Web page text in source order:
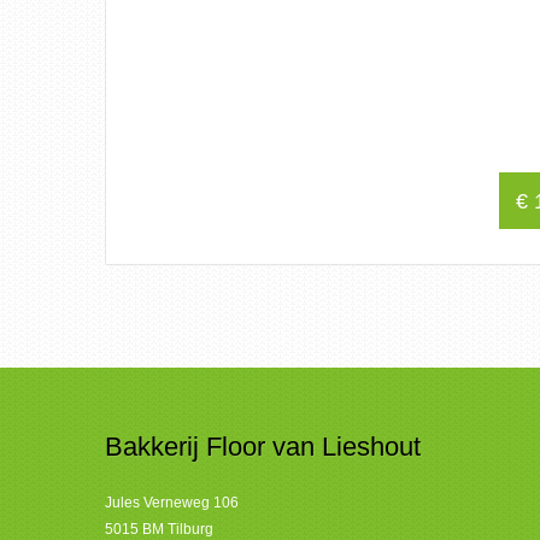
€
Bakkerij Floor van Lieshout
Jules Verneweg 106
5015 BM Tilburg